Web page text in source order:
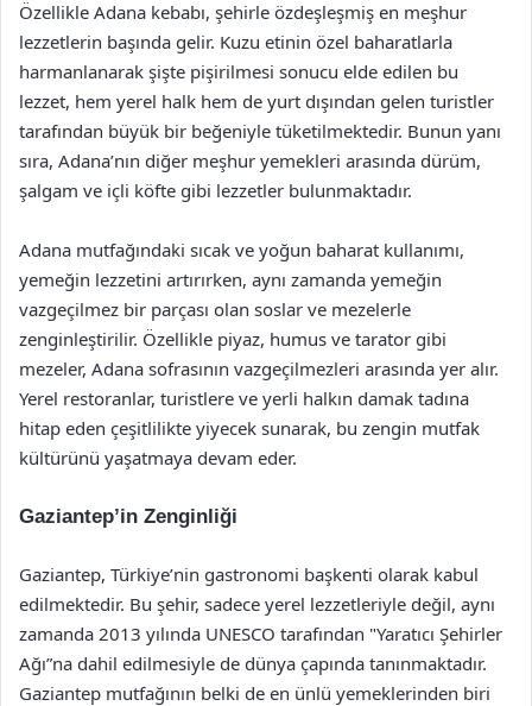
Özellikle Adana kebabı, şehirle özdeşleşmiş en meşhur
lezzetlerin başında gelir. Kuzu etinin özel baharatlarla
harmanlanarak şişte pişirilmesi sonucu elde edilen bu
lezzet, hem yerel halk hem de yurt dışından gelen turistler
tarafından büyük bir beğeniyle tüketilmektedir. Bunun yanı
sıra, Adana’nın diğer meşhur yemekleri arasında dürüm,
şalgam ve içli köfte gibi lezzetler bulunmaktadır.
Adana mutfağındaki sıcak ve yoğun baharat kullanımı,
yemeğin lezzetini artırırken, aynı zamanda yemeğin
vazgeçilmez bir parçası olan soslar ve mezelerle
zenginleştirilir. Özellikle piyaz, humus ve tarator gibi
mezeler, Adana sofrasının vazgeçilmezleri arasında yer alır.
Yerel restoranlar, turistlere ve yerli halkın damak tadına
hitap eden çeşitlilikte yiyecek sunarak, bu zengin mutfak
kültürünü yaşatmaya devam eder.
Gaziantep’in Zenginliği
Gaziantep, Türkiye’nin gastronomi başkenti olarak kabul
edilmektedir. Bu şehir, sadece yerel lezzetleriyle değil, aynı
zamanda 2013 yılında UNESCO tarafından "Yaratıcı Şehirler
Ağı”na dahil edilmesiyle de dünya çapında tanınmaktadır.
Gaziantep mutfağının belki de en ünlü yemeklerinden biri